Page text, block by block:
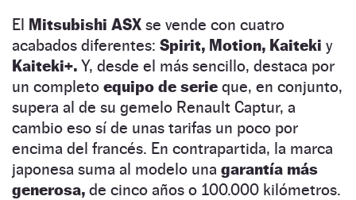
El Mitsubishi ASX se vende con cuatro
acabados diferentes: Spirit, Motion, Kaiteki y
Kaiteki+. Y, desde el más sencillo, destaca por
un completo equipo de serie que, en conjunto,
supera al de su gemelo Renault Captur, a
cambio eso sí de unas tarifas un poco por
encima del francés. En contrapartida, la marca
japonesa suma al modelo una garantía más
generosa, de cinco años o 100.000 kilómetros.